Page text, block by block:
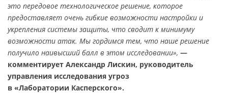
это передовое технологическое решение, которое
предоставляет очень гибкие возможности настройки и
укрепления системы защиты, что сводит к минимуму
возможности атак. Мы гордимся тем, что наше решение
получило наивысший балл в этом исследовании», —
комментирует Александр Лискин, руководитель
управления исследования угроз
в «Лаборатории Касперского».